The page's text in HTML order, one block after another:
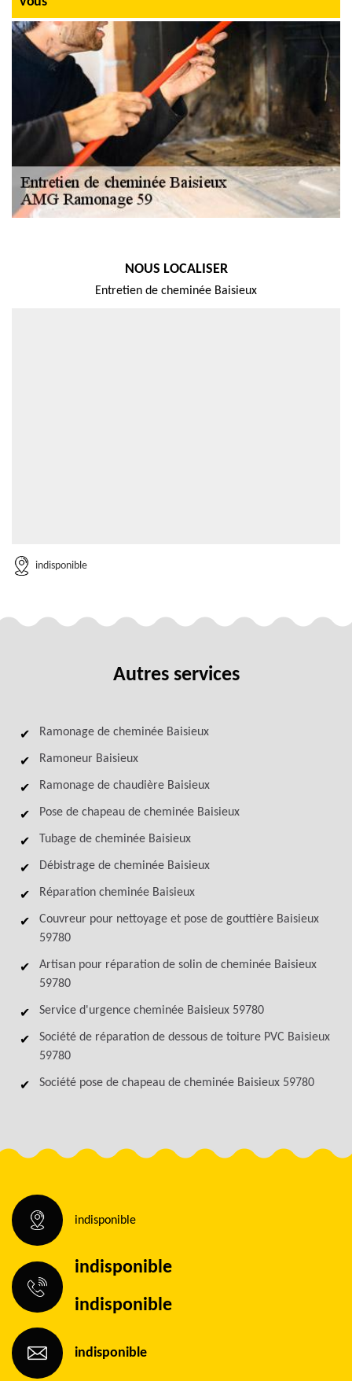
NOUS LOCALISER
Entretien de cheminée Baisieux
indisponible
Autres services
Ramonage de cheminée Baisieux
Ramoneur Baisieux
Ramonage de chaudière Baisieux
Pose de chapeau de cheminée Baisieux
Tubage de cheminée Baisieux
Débistrage de cheminée Baisieux
Réparation cheminée Baisieux
Couvreur pour nettoyage et pose de gouttière Baisieux
59780
Artisan pour réparation de solin de cheminée Baisieux
59780
Service d'urgence cheminée Baisieux 59780
Société de réparation de dessous de toiture PVC Baisieux
59780
Société pose de chapeau de cheminée Baisieux 59780
indisponible
indisponible
indisponible
indisponible